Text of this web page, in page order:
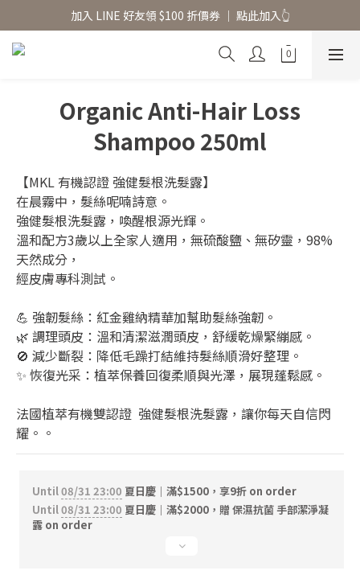
香氛水氧機、擴香香水原精  l 兩件85、三件79折
香氛水氧機、擴香香水原精  l 兩件85、三件79折
Organic Anti-Hair Loss
Shampoo 250ml
【MKL 有機認證 強健髮根洗髮露】
在晨霧中，髮絲呢喃詩意。
強健髮根洗髮露，喚醒根源光輝。
溫和配方3歲以上全家人適用，無硫酸鹽、無矽靈，98%
天然成分，
經皮膚專科測試。
💪 強韌髮絲：紅金雞納精華加幫助髮絲強韌。
🌿 調理頭皮：溫和清潔滋潤頭皮，舒緩乾燥緊繃感。
🚫 減少斷裂：降低毛躁打結維持髮絲順滑好整理。
✨ 恢復光采：植萃保養回復柔順與光澤，展現蓬鬆感。
法國植萃有機雙認證  強健髮根洗髮露，讓你每天自信閃
耀。。
Until08/31 23:00 夏日慶｜滿$1500，享9折 on order
Until08/31 23:00 夏日慶｜滿$2000，贈 保濕抗菌 手部潔淨凝
露 on order